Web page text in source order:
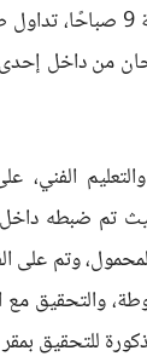
من داخل
ضبطه داخل
وتم
والتحقيق مع
للتحقيق بمقر